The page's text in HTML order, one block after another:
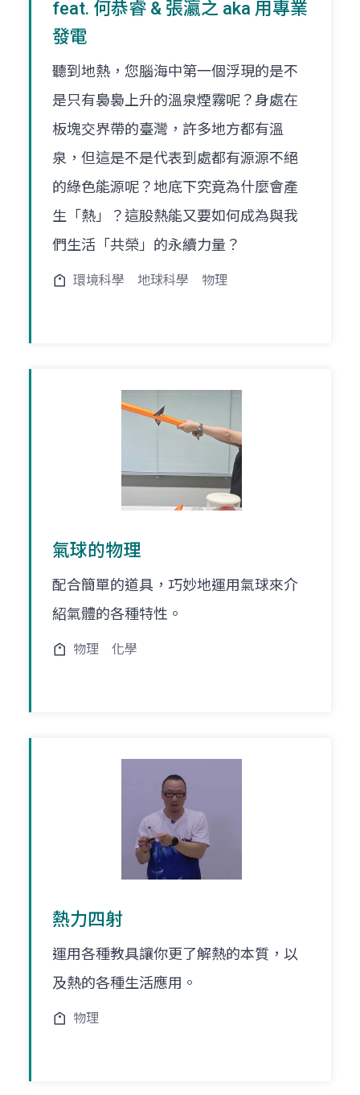
feat. 何恭睿 & 張瀛之 aka 用專業
發電
聽到地熱，您腦海中第一個浮現的是不
是只有裊裊上升的溫泉煙霧呢？身處在
板塊交界帶的臺灣，許多地方都有溫
泉，但這是不是代表到處都有源源不絕
的綠色能源呢？地底下究竟為什麼會產
生「熱」？這股熱能又要如何成為與我
們生活「共榮」的永續力量？
環境科學 地球科學 物理
氣球的物理
配合簡單的道具，巧妙地運用氣球來介
紹氣體的各種特性。
物理 化學
熱力四射
運用各種教具讓你更了解熱的本質，以
及熱的各種生活應用。
物理